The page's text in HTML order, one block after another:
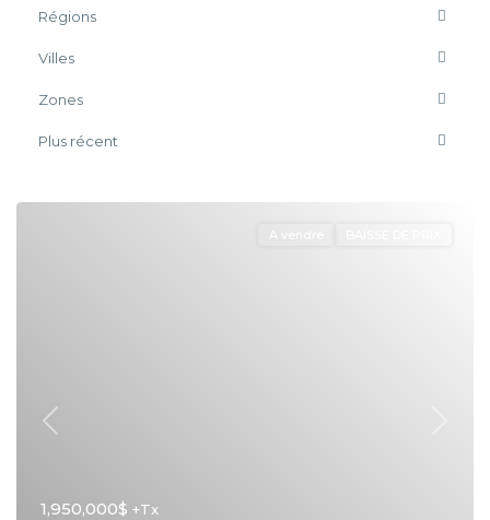
Régions
Villes
Zones
Plus récent
A vendre
Précédent
1,950,000$ +Tx